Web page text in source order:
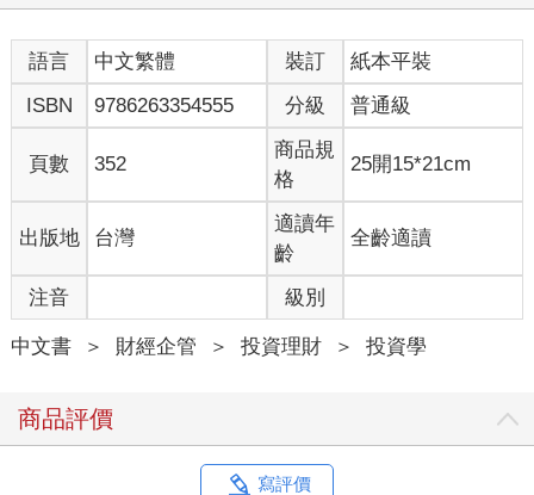
語言 中文繁體 裝訂
紙本平裝
ISBN
9786263354555 分級 普通級
頁數 352
商品規
格
25開15*21cm
出版地 台灣
適讀年
齡
全齡適讀
注音 級別
中文書 ＞ 財經企管 ＞ 投資理財 ＞ 投資學
商品評價
寫評價